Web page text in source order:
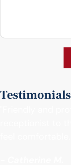
Testimonials